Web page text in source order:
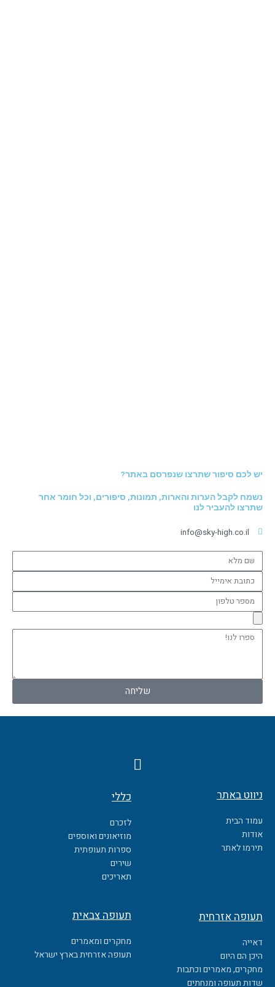
יש לכם סיפור שתרצו שנפרסם באתר?
נשמח לקבל הערות והארות, תמונות, סיפורים, וכל חומר אחר
שתרצו להעביר לנו
info@sky-high.co.il
שם
מלא
כתובת
אימייל
מספר
טלפון
ספרו
שליחה
F
a
e
b
o
o
k
ניווט באתר
עמוד הבית
אודות
תירמו לאתר
כללי
לזכרם
מוזיאונים ואוספים
ספרות תעופתית
שירים
תאריכים
תעופה אזרחית
דאייה
היכן הם היום
מחקרים, מאמרים וכתבות
שדות תעופה ומנחתים
תעופה צבאית
מחקרים ומאמרים
תעופה אזרחית בארץ ישראל